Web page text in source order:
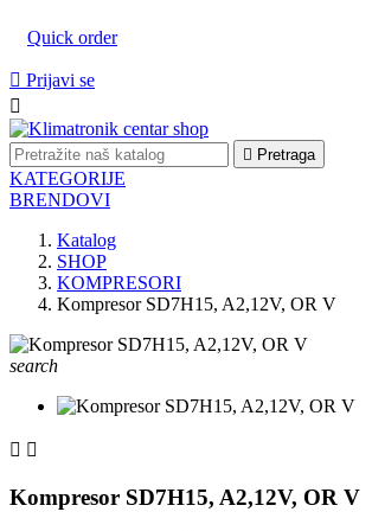
Quick order
 Prijavi se

 Pretraga
KATEGORIJE
BRENDOVI
Katalog
SHOP
KOMPRESORI
Kompresor SD7H15, A2,12V, OR V
search
 
Kompresor SD7H15, A2,12V, OR V